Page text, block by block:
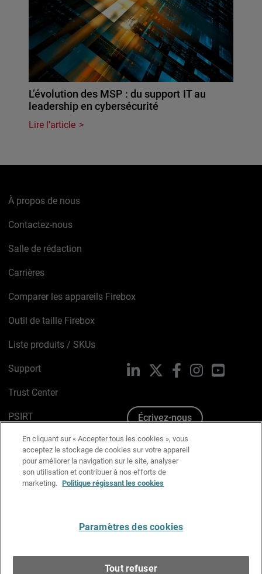
L’évolution des MSP : du support IT au
leadership en cybersécurité
Lire l'article
À propos de nous
Contactez-nous
Salle de rédaction
Carrières
Comparer les appareils Firebox
Outil de taille Firebox
Liste produits / SKUs
Support
Trust Center
PSIRT
Avis sur les cookies
Politique de confidentialité
Charte Graphique
LinkedIn FacebookInstagramYouTube
Écrivez-nous
En cliquant sur « Accepter tous les cookies », vous
acceptez le stockage de cookies sur votre appareil
pour améliorer la navigation sur le site, analyser
son utilisation et contribuer à nos efforts de
marketing. Politique régissant les cookies
Paramètres des cookies
Tout refuser